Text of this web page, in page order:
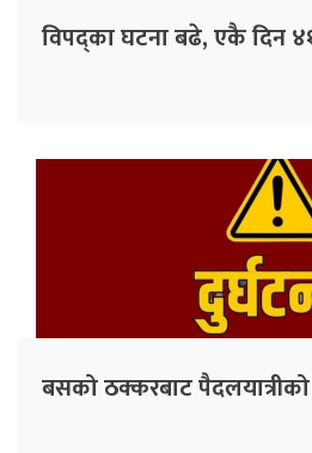
विपद्का घटना बढे, एकै दिन
बसको ठक्करबाट